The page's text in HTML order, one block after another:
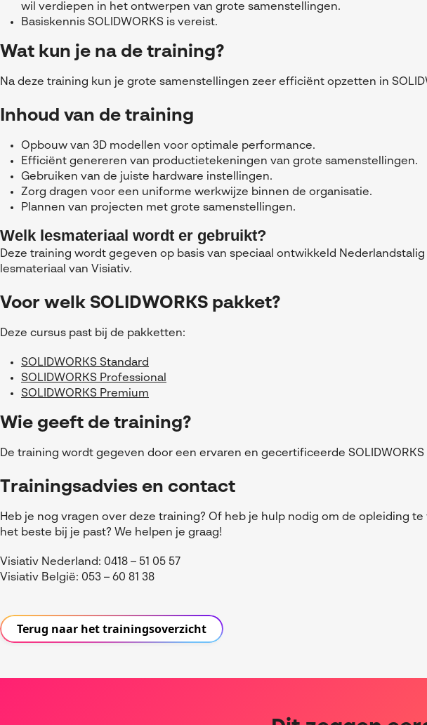
wil verdiepen in het ontwerpen van grote samenstellingen.
Basiskennis SOLIDWORKS is vereist.
Wat kun je na de training?
Na deze training kun je grote samenstellingen zeer efficiënt opzetten in
Inhoud van de training
Opbouw van 3D modellen voor optimale performance.
Efficiënt genereren van productietekeningen van grote samenstellingen.
Gebruiken van de juiste hardware instellingen.
Zorg dragen voor een uniforme werkwijze binnen de organisatie.
Plannen van projecten met grote samenstellingen.
Welk lesmateriaal wordt er gebruikt?
Deze training wordt gegeven op basis van speciaal ontwikkeld Nederlandstalig
lesmateriaal van Visiativ.
Voor welk SOLIDWORKS pakket?
Deze cursus past bij de pakketten:
SOLIDWORKS Standard
SOLIDWORKS Professional
SOLIDWORKS Premium
Wie geeft de training?
De training wordt gegeven door een ervaren en gecertificeerde
Trainingsadvies en contact
Heb je nog vragen over deze training? Of heb je hulp nodig om de opleiding te
het beste bij je past? We helpen je graag!
Visiativ Nederland: 0418 – 51 05 57
Visiativ België: 053 – 60 81 38
Terug naar het trainingsoverzicht